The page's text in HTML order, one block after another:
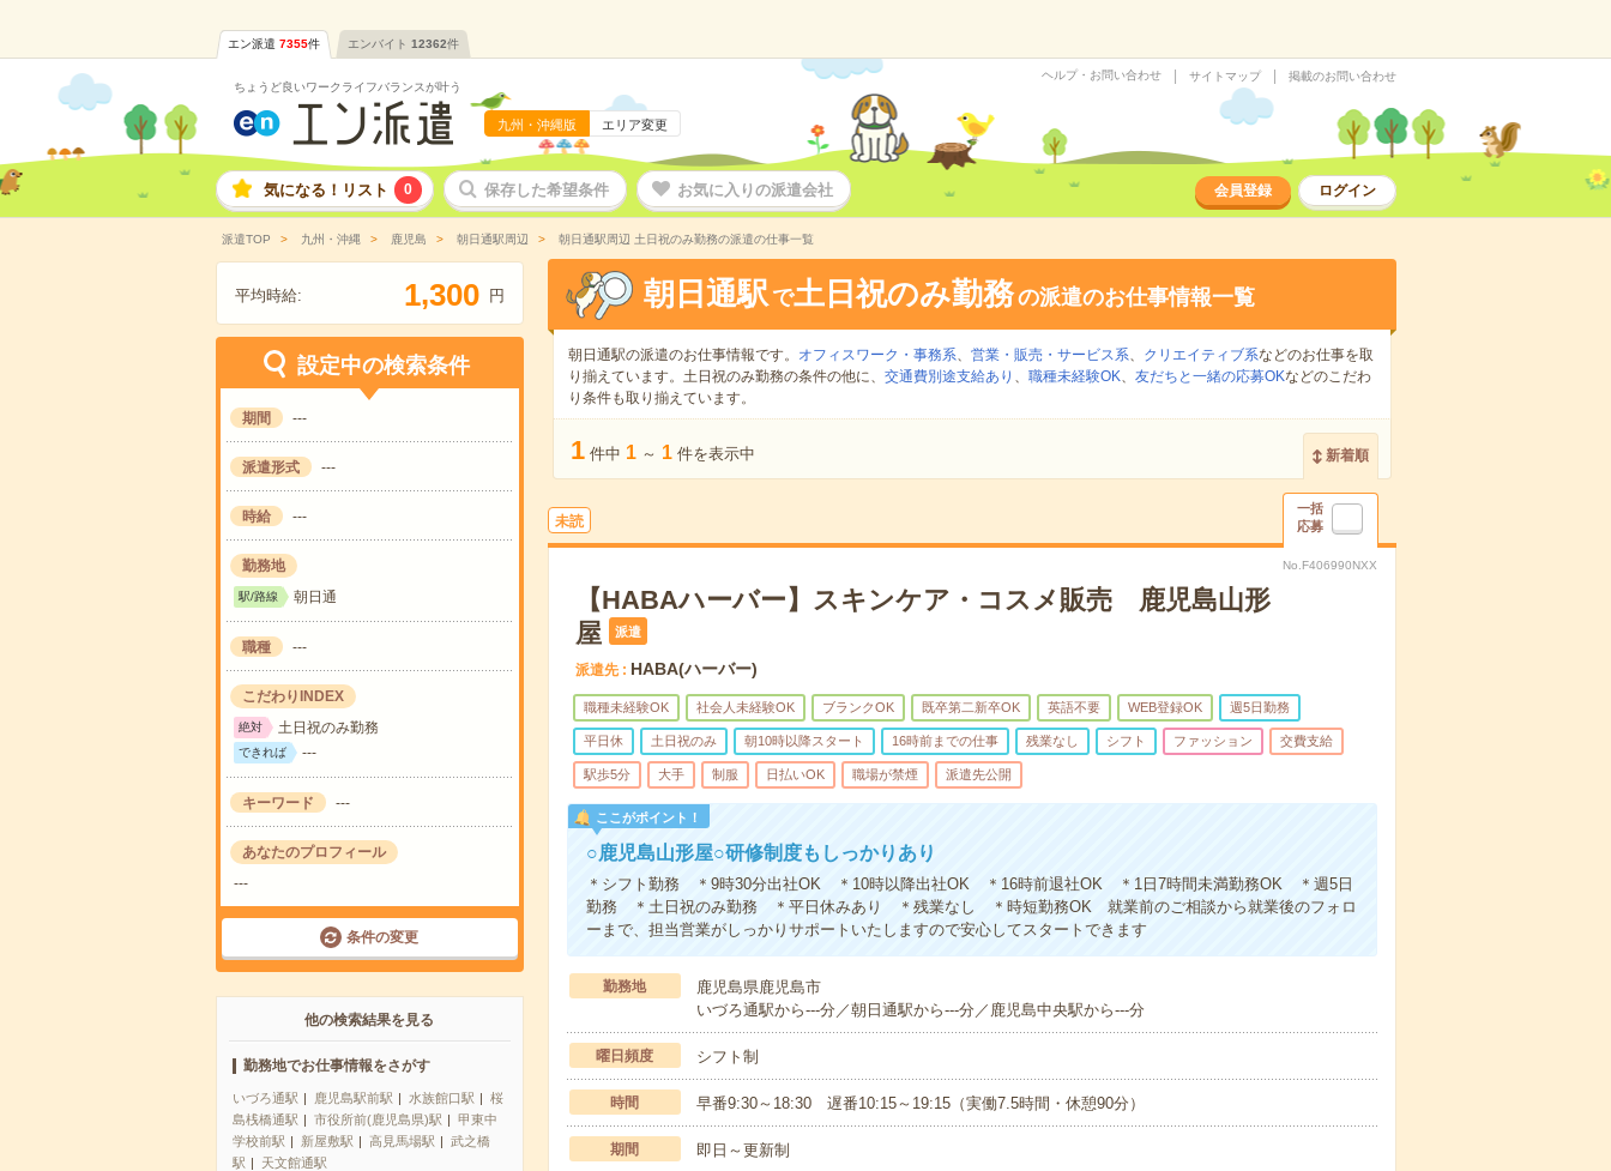
エン派遣 7355件 エンバイト 12362件
ちょうど良いワークライフバランスが叶う
九州・沖縄版 エリア変更
ヘルプ・お問い合わせ サイトマップ 掲載のお問い合わせ
気になる！リスト 0 保存した希望条件 お気に入りの派遣会社 会員登録 ログイン
派遣TOP 九州・沖縄 鹿児島 朝日通駅周辺 朝日通駅周辺 土日祝のみ勤務の派遣の仕事一覧
平均時給: 1,300 円
設定中の検索条件
期間 ---
派遣形式 ---
時給 ---
勤務地
駅/路線 朝日通
職種 ---
こだわりINDEX
絶対 土日祝のみ勤務
できれば ---
キーワード ---
あなたのプロフィール
---
条件の変更
他の検索結果を見る
勤務地でお仕事情報をさがす
いづろ通駅 鹿児島駅前駅 水族館口駅
桜
島桟橋通駅
市役所前(鹿児島県)駅
甲東中
学校前駅
新屋敷駅 高見馬場駅
武之橋
駅
天文館通駅
朝日通駅 で土日祝のみ勤務の派遣のお仕事情報一覧
朝日通駅の派遣のお仕事情報です。 オフィスワーク・事務系、 営業・販売・サービス系、 クリエイティブ系などのお仕事を取
り揃えています。土日祝のみ勤務の条件の他に、 交通費別途支給あり 、 職種未経験OK、 友だちと一緒の応募OKなどのこだわ
り条件も取り揃えています。
1 件中 1 ～ 1 件を表示中 新着順
未読
一括
応募
No.F406990NXX
【HABAハーバー】スキンケア・コスメ販売 鹿児島山形
屋
派遣
派遣先 HABA(ハーバー)
職種未経験OK 社会人未経験OK ブランクOK 既卒第二新卒OK 英語不要 WEB登録OK 週5日勤務
平日休 土日祝のみ 朝10時以降スタート 16時前までの仕事 残業なし シフト ファッション 交費支給
駅歩5分 大手 制服 日払いOK 職場が禁煙 派遣先公開
ここがポイント！
○鹿児島山形屋○研修制度もしっかりあり
＊シフト勤務 ＊9時30分出社OK ＊10時以降出社OK ＊16時前退社OK ＊1日7時間未満勤務OK ＊週5日
勤務 ＊土日祝のみ勤務 ＊平日休みあり ＊残業なし ＊時短勤務OK 就業前のご相談から就業後のフォロ
ーまで、担当営業がしっかりサポートいたしますので安心してスタートできます
勤務地
鹿児島県鹿児島市
いづろ通駅から---分／朝日通駅から---分／鹿児島中央駅から---分
曜日頻度 シフト制
時間 早番9:30～18:30 遅番10:15～19:15（実働7.5時間・休憩90分）
期間 即日～更新制